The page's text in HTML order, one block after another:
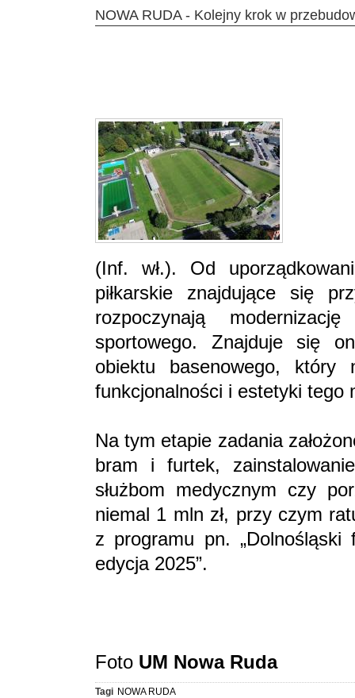
NOWA RUDA - Kolejny krok w
(Inf. wł.). Od
piłkarskie znajdujące się
rozpoczynają
sportowego. Znajduje się
obiektu basenowego, który
funkcjonalności i estetyki tego
Na tym etapie zadania
bram i furtek,
służbom medycznym czy
niemal 1 mln zł, przy czym
z programu pn.
edycja 2025”.
Foto UM Nowa Ruda
Tagi NOWA RUDA